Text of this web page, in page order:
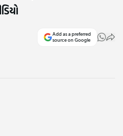
Add as a preferred
source on Google